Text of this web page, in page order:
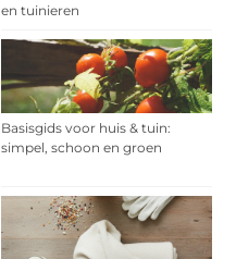
en tuinieren
Basisgids voor huis & tuin:
simpel, schoon en groen